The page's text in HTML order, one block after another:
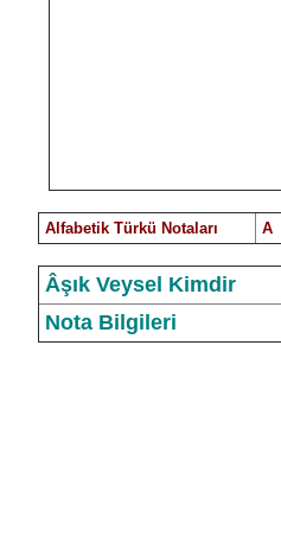
Alfabetik Türkü Notaları A
Âşık Veysel Kimdir
Nota Bilgileri